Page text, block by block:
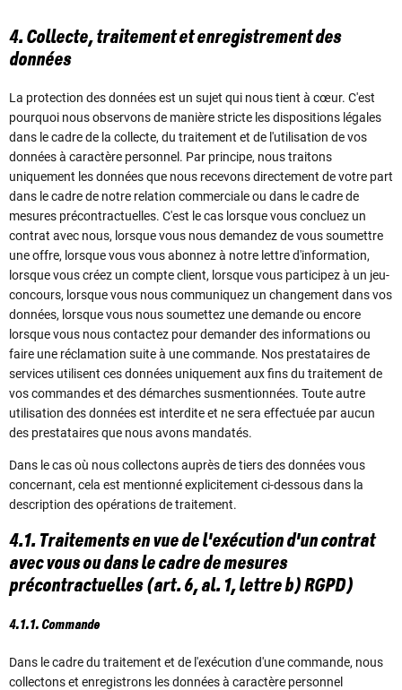
4. Collecte, traitement et enregistrement des
données
La protection des données est un sujet qui nous tient à cœur. C'est
pourquoi nous observons de manière stricte les dispositions légales
dans le cadre de la collecte, du traitement et de l'utilisation de vos
données à caractère personnel. Par principe, nous traitons
uniquement les données que nous recevons directement de votre part
dans le cadre de notre relation commerciale ou dans le cadre de
mesures précontractuelles. C'est le cas lorsque vous concluez un
contrat avec nous, lorsque vous nous demandez de vous soumettre
une offre, lorsque vous vous abonnez à notre lettre d'information,
lorsque vous créez un compte client, lorsque vous participez à un jeu-
concours, lorsque vous nous communiquez un changement dans vos
données, lorsque vous nous soumettez une demande ou encore
lorsque vous nous contactez pour demander des informations ou
faire une réclamation suite à une commande. Nos prestataires de
services utilisent ces données uniquement aux fins du traitement de
vos commandes et des démarches susmentionnées. Toute autre
utilisation des données est interdite et ne sera effectuée par aucun
des prestataires que nous avons mandatés.
Dans le cas où nous collectons auprès de tiers des données vous
concernant, cela est mentionné explicitement ci-dessous dans la
description des opérations de traitement.
4.1. Traitements en vue de l'exécution d'un contrat
avec vous ou dans le cadre de mesures
précontractuelles (art. 6, al. 1, lettre b) RGPD)
4.1.1. Commande
Dans le cadre du traitement et de l'exécution d'une commande, nous
collectons et enregistrons les données à caractère personnel